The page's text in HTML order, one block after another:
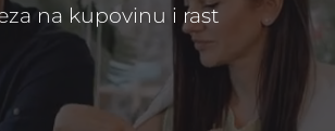
na kupovinu i rast